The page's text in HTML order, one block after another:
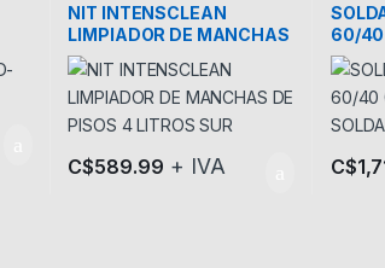
NIT INTENSCLEAN
LIMPIADOR DE MANCHAS
DE PISOS 4 LITROS SUR
C$589.99 + IVA
60/40
C$